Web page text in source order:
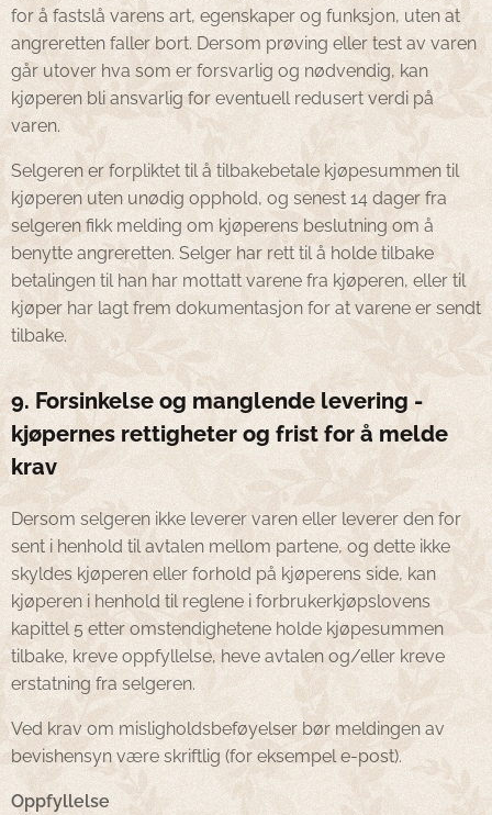
for å fastslå varens art, egenskaper og funksjon, uten at
angreretten faller bort. Dersom prøving eller test av varen
går utover hva som er forsvarlig og nødvendig, kan
kjøperen bli ansvarlig for eventuell redusert verdi på
varen.
Selgeren er forpliktet til å tilbakebetale kjøpesummen til
kjøperen uten unødig opphold, og senest 14 dager fra
selgeren fikk melding om kjøperens beslutning om å
benytte angreretten. Selger har rett til å holde tilbake
betalingen til han har mottatt varene fra kjøperen, eller til
kjøper har lagt frem dokumentasjon for at varene er sendt
tilbake.
9. Forsinkelse og manglende levering -
kjøpernes rettigheter og frist for å melde
krav
Dersom selgeren ikke leverer varen eller leverer den for
sent i henhold til avtalen mellom partene, og dette ikke
skyldes kjøperen eller forhold på kjøperens side, kan
kjøperen i henhold til reglene i forbrukerkjøpslovens
kapittel 5 etter omstendighetene holde kjøpesummen
tilbake, kreve oppfyllelse, heve avtalen og/eller kreve
erstatning fra selgeren.
Ved krav om misligholdsbeføyelser bør meldingen av
bevishensyn være skriftlig (for eksempel e-post).
Oppfyllelse